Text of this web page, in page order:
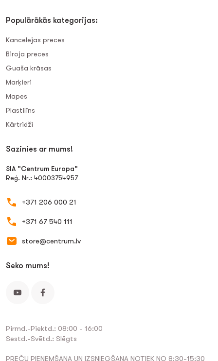
Populārākās kategorijas:
Kancelejas preces
Biroja preces
Guaša krāsas
Marķieri
Mapes
Plastilīns
Kārtridži
Sazinies ar mums!
SIA "Centrum Europa"
Reģ. Nr.: 40003754957
+371 206 000 21
+371 67 540 111
store@centrum.lv
Seko mums!
Pirmd.-Piektd.: 08:00 - 16:00
Sestd.-Svētd.: Slēgts
PREČU PIEŅEMŠANA UN IZSNIEGŠANA NOTIEK NO 8:30-15:30